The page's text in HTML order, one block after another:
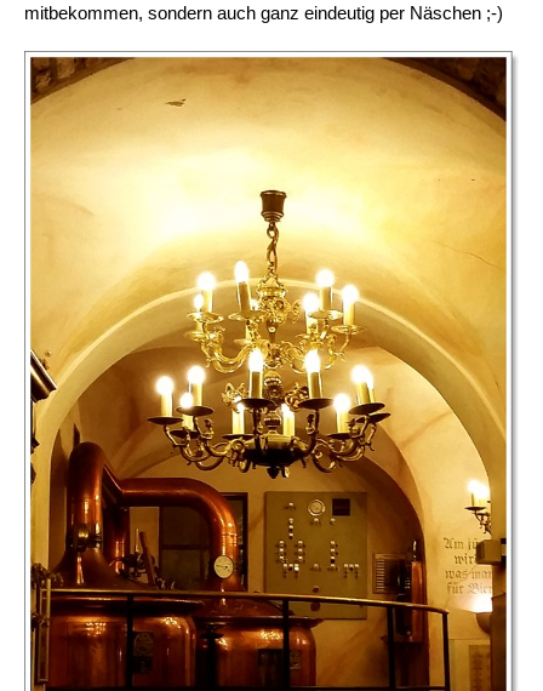
mitbekommen, sondern auch ganz eindeutig per Näschen ;-)